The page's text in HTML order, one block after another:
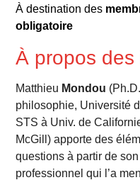
À destination des
obligatoire
À propos
Matthieu Mondou
philosophie, Université
STS à Univ. de
McGill) apporte des
questions à partir de
professionnel qui l’a